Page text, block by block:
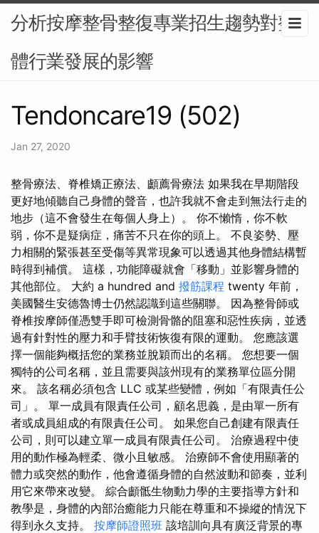
分析按摩整骨整復專業招生趨勢對整
體行業發展的影響
Tendoncare19 (502)
Jan 27, 2020
整骨療法、脊椎矯正療法、顱薦骨療法 如果我在早期階段
更好地傾聽自己身體的聲音，也許我就不會走到無法行走的
地步（這不會發生在每個人身上）。 你不懶惰，你不軟
弱，你不是疑病症，痛苦不只在你的頭上。 不良姿勢、壓
力相關的緊張甚至受傷等異常現象可以透過其他身體結構暫
時得到補償。 這樣，功能障礙就會「移動」並影響身體的
其他部位。 大約 a hundred and 撥筋課程 twenty 年前，
美國醫生安德魯博士仍然認識到這些關聯。 因為整骨師或
脊椎按摩師僅憑雙手即可檢測骨骼的阻塞和惡性疾病，並透
過有針對性的壓力和手臂技術恢復有限的運動。 您應該選
擇一個能夠概括您的業務並脫穎而出的名稱。 您想要一個
獨特的公司名稱，並且需要與該州現有的業務單位區分開
來。 該名稱必須包含 LLC 或某些變體，例如「有限責任公
司」。 單一成員有限責任公司，顧名思義，是由單一所有
者或成員組成的有限責任公司。 如果您自己創建有限責任
公司，則可以建立單一成員有限責任公司。 治療過程中使
用的動作極為輕柔、微小且敏感。 治療師不會使用顯著的
體力或突然的動作，他會遵循身體的自然波動和節奏，並利
用它來帶來改變。 綜合顱骶生物動力學的主要指導方針和
教學是，身體的內部治癒能力只能在尊重和不操縱的情況下
得到永久支持。 按摩師證照班 該培訓向具有廣泛背景的專